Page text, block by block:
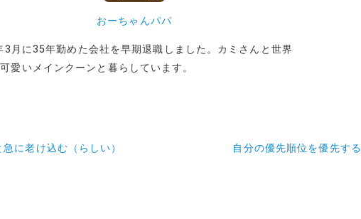
おーちゃんパパ
3月に35年勤めた会社を早期退職しました。カミさんと世界
愛いメインクーンと暮らしています。
急に老け込む（らしい） 自分の優先順位を優先する